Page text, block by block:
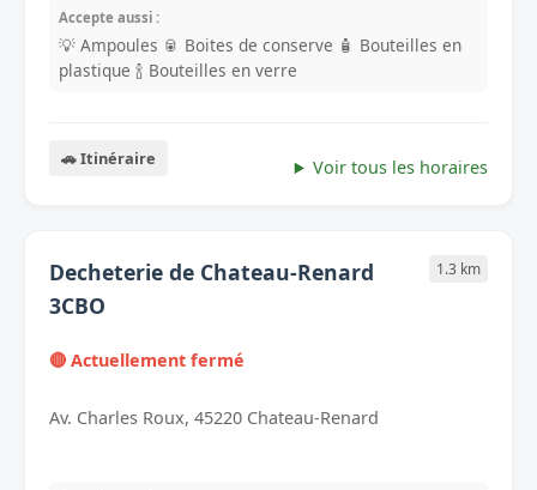
Accepte aussi :
💡 Ampoules 🥫 Boites de conserve 🧴 Bouteilles en
plastique 🍾 Bouteilles en verre
🚗 Itinéraire Voir tous les horaires
Decheterie de Chateau-Renard
3CBO
1.3 km
🔴 Actuellement fermé
Av. Charles Roux, 45220 Chateau-Renard